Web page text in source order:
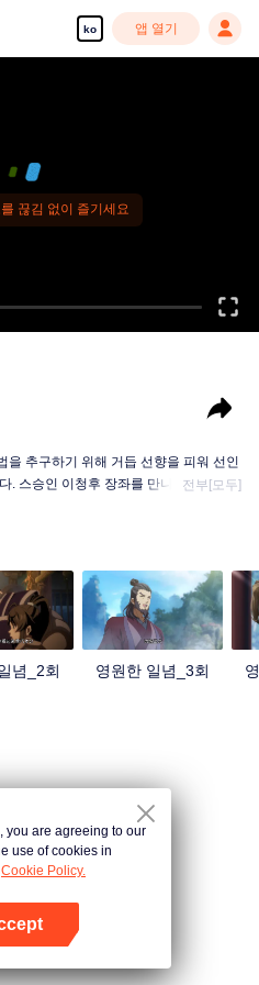
ko 앱 열기
끊김 없이 즐기세요
을 추구하기 위해 거듭 선향을 피워 선인
. 스승인 이청후 장좌를 만나고 나서야...
전부[모두]
념_2회 영원한 일념_3회
you are agreeing to our
use of cookies in
Cookie Policy.